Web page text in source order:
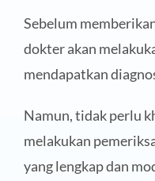
Sebelum
dokter akan
mendapatkan
Namun, tidak perlu
melakukan
yang lengkap dan